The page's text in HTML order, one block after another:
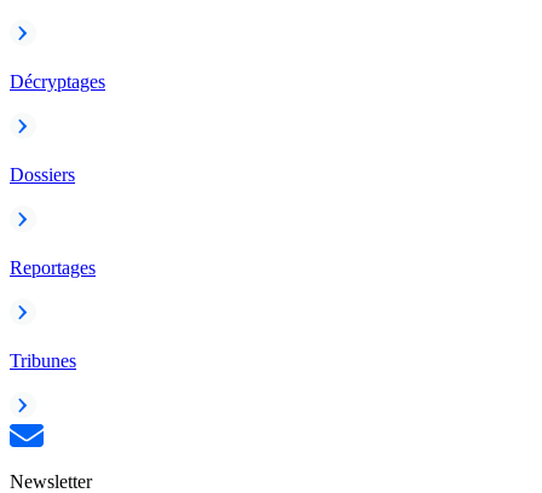
Décryptages
Dossiers
Reportages
Tribunes
Newsletter